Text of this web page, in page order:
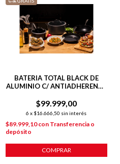
BATERIA TOTAL BLACK DE
ALUMINIO C/ ANTIADHERENTE
$99.999,00
6 x $16.666,50 sin interés
$89.999,10con Transferencia o
depósito
COMPRAR